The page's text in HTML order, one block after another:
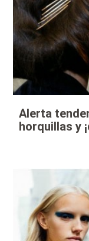
Alerta
horquillas y